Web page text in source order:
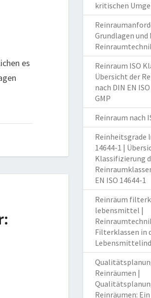
es
kritischen
Grundlagen und
Reinraum ISO
Übersicht der
nach DIN EN
GMP
Reinraum nach
Reinheitsgrade
14644-1 |
Klassifizierung
EN ISO 14644-1
Reinräum
lebensmittel |
Filterklassen in
Reinräumen |
Reinräumen: